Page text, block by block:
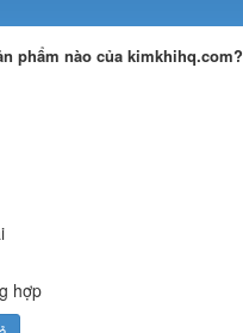
phẩm nào của kimkhihq.com?
hợp